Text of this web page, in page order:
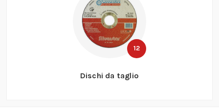
12
Dischi da taglio